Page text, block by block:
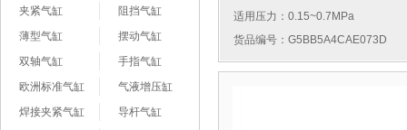
夹紧气缸
阻挡气缸
薄型气缸
摆动气缸
双轴气缸
手指气缸
欧洲标准气缸
气液增压缸
焊接夹紧气缸
导杆气缸
适用压力：0.15~0.7MPa
货品编号：G5BB5A4CAE073D